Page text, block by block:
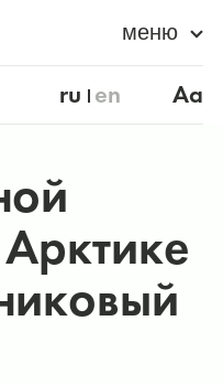
меню
ru en Aa